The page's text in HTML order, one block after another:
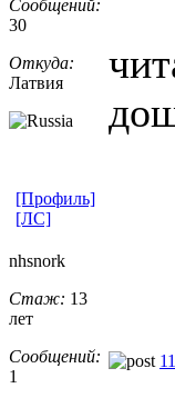
Сообщений:
30
Откуда:
Латвия
[Профиль]
[ЛС]
nhsnork
Стаж: 13
лет
Сообщений:
1